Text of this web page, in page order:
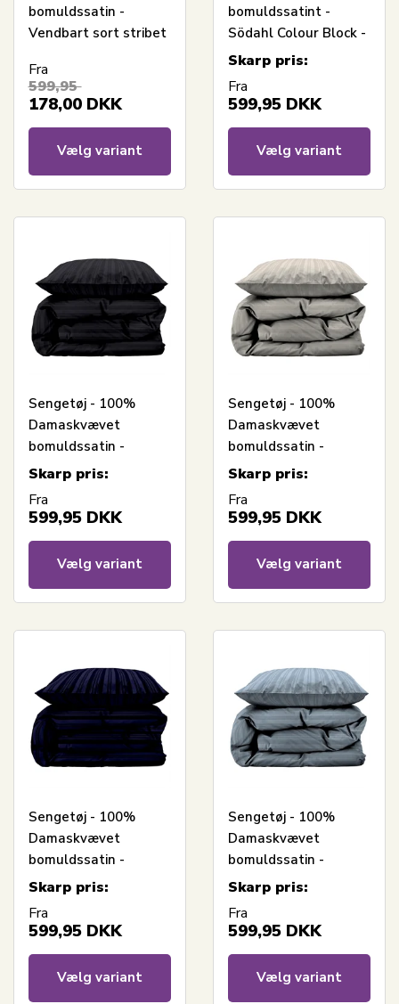
bomuldssatin -
Vendbart sort stribet
Fra
599,95
178,00 DKK
Vælg variant
bomuldssatint -
Södahl Colour Block -
Lilla
Skarp pris:
Fra
599,95 DKK
Vælg variant
Sengetøj - 100%
Damaskvævet
bomuldssatin -
Södahl Noble -
Skarp pris:
Fra
599,95 DKK
Vælg variant
Sengetøj - 100%
Damaskvævet
bomuldssatin -
Södahl Noble - Beige
Skarp pris:
Fra
599,95 DKK
Vælg variant
Sengetøj - 100%
Damaskvævet
bomuldssatin -
Södahl Noble - Blå
Skarp pris:
Fra
599,95 DKK
Vælg variant
Sengetøj - 100%
Damaskvævet
bomuldssatin -
Södahl Noble - Blå
Skarp pris:
Fra
599,95 DKK
Vælg variant